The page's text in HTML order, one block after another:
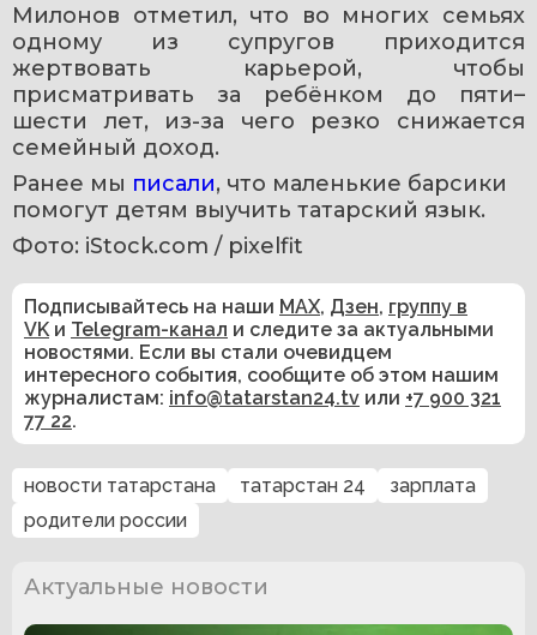
Милонов отметил, что во многих семьях
одному из супругов приходится
жертвовать карьерой, чтобы
присматривать за ребёнком до пяти–
шести лет, из-за чего резко снижается
семейный доход.
Ранее мы писали, что маленькие барсики
помогут детям выучить татарский язык.
Фото: iStock.com / pixelfit
Подписывайтесь на наши MAX, Дзен, группу в
VK и Telegram-канал и следите за актуальными
новостями. Если вы стали очевидцем
интересного события, сообщите об этом нашим
журналистам: info@tatarstan24.tv или +7 900 321
77 22.
новости татарстана татарстан 24
зарплата
родители россии
Актуальные новости